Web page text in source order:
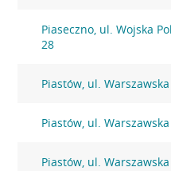
Piaseczno, ul. Wojska
28
Piastów, ul. Warszawska
Piastów, ul. Warszawska
Piastów, ul.